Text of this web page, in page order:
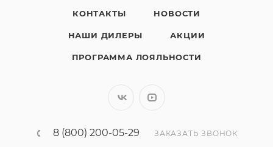
КОНТАКТЫ НОВОСТИ
НАШИ ДИЛЕРЫ АКЦИИ
ПРОГРАММА ЛОЯЛЬНОСТИ
8 (800) 200-05-29 ЗАКАЗАТЬ ЗВОНОК